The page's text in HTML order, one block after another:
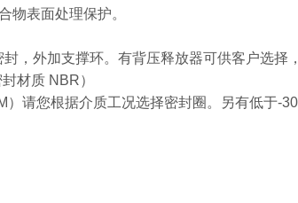
物表面处理保护。
，外加支撑环。有背压释放器可供客户选择
材质 NBR）
请您根据介质工况选择密封圈。另有低于-